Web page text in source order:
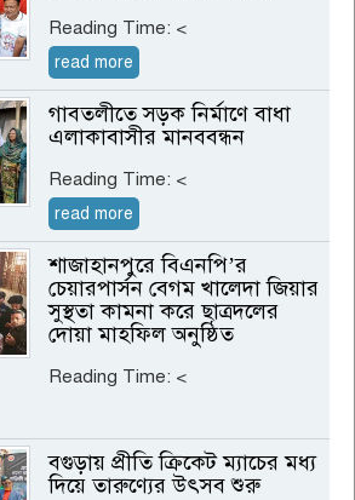
Reading Time: <
read more
গাবতলীতে সড়ক নির্মাণে বাধা
এলাকাবাসীর মানববন্ধন
Reading Time: <
read more
শাজাহানপুরে বিএনপি’র
চেয়ারপার্সন বেগম খালেদা জিয়ার
সুস্থতা কামনা করে ছাত্রদলের
দোয়া মাহফিল অনুষ্ঠিত
Reading Time: <
বগুড়ায় প্রীতি ক্রিকেট ম্যাচের মধ্য
দিয়ে তারুণ্যের উৎসব শুরু